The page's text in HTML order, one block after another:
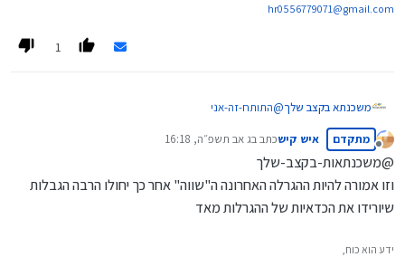
hr0556779071@gmail.com
1
משכנתא בקצב שלך@התותח-זה-אני
אלא רק שמועה מפי יעקב רייניץ.
אבל בימים אחרונים מתרבים השמועות שאמור להיפתח
בתקופה הקרובה, אדגיש שוב, אין לי מידע מוסמך לזה.
מנותק
מתקדם איש קישכתב בג אב תשפ״ה, 16:18
נערך לאחרונה על ידי
@משכנתאות-בקצב-שלך
וזו אמורה להיות ההגרלה האחרונה ה"שווה" אחר כך יחולו הרבה הגבלות
שיורידו את הכדאיות של ההגרלות מאד
ידע הוא כוח,